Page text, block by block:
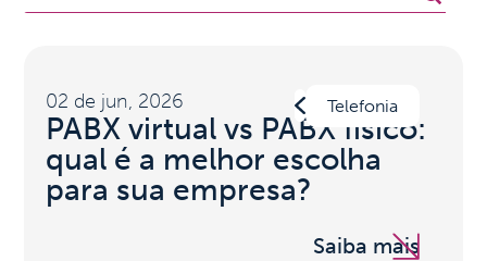
Telefonia
02 de jun, 2026
PABX virtual vs PABX físico:
qual é a melhor escolha
para sua empresa?
Saiba mais